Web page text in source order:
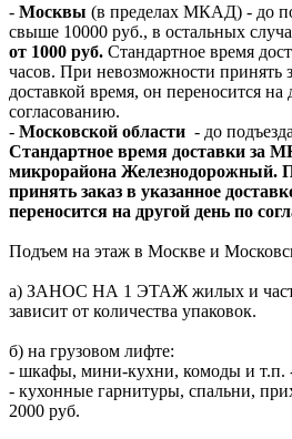
- Москвы (в пределах МКАД) - до
свыше 10000 руб., в остальных
от 1000 руб. Стандартное время
часов. При невозможности принять
доставкой время, он переносится на
согласованию.
- Московской области - до подъезда
Стандартное время доставки за
микрорайона Железнодорожный.
принять заказ в указанное
переносится на другой день по
Подъем на этаж в Москве и
а) ЗАНОС НА 1 ЭТАЖ жилых и
зависит от количества упаковок.
б) на грузовом лифте:
- шкафы, мини-кухни, комоды и т.п.
- кухонные гарнитуры, спальни,
2000 руб.